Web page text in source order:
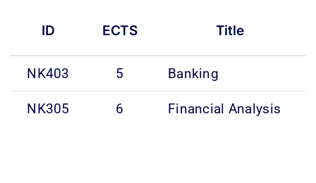
ID ECTS Title
NK403 5 Banking
NK305 6 Financial Analysis